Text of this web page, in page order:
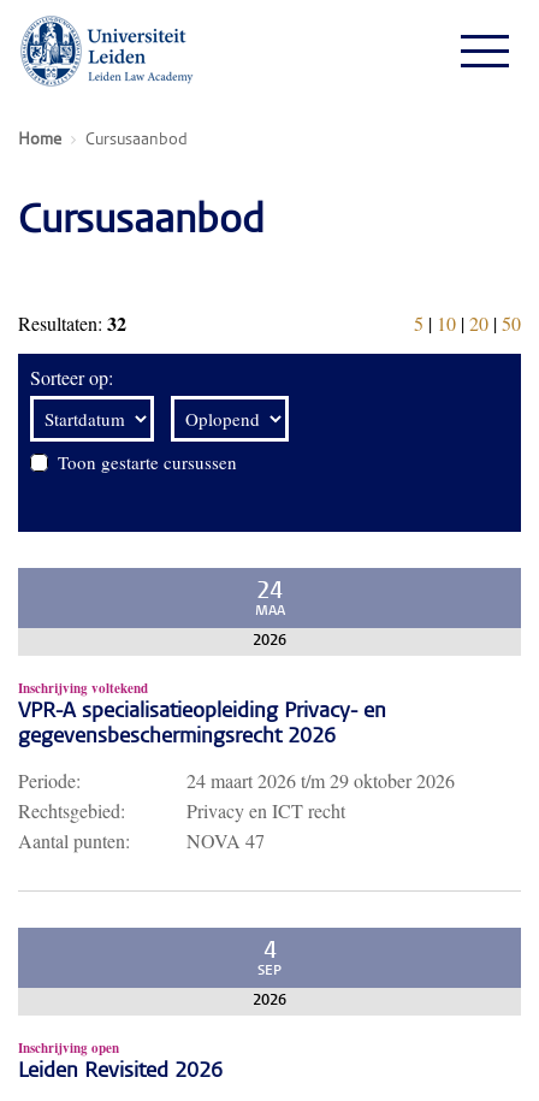
Home Cursusaanbod
Cursusaanbod
Resultaten: 32 5 | 10 |20 |50
Sorteer op:
Toon gestarte cursussen
24
MAA
2026
Inschrijving voltekend
VPR-A specialisatieopleiding Privacy- en
gegevensbeschermingsrecht 2026
Periode: 24 maart 2026t/m29 oktober 2026
Rechtsgebied:
Privacy en ICT recht
Aantal punten:
NOVA 47
4
SEP
2026
Inschrijving open
Leiden Revisited 2026